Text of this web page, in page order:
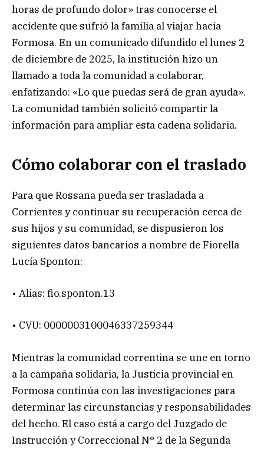
horas de profundo dolor» tras conocerse el
accidente que sufrió la familia al viajar hacia
Formosa. En un comunicado difundido el lunes 2
de diciembre de 2025, la institución hizo un
llamado a toda la comunidad a colaborar,
enfatizando: «Lo que puedas será de gran ayuda».
La comunidad también solicitó compartir la
información para ampliar esta cadena solidaria.
Cómo colaborar con el traslado
Para que Rossana pueda ser trasladada a
Corrientes y continuar su recuperación cerca de
sus hijos y su comunidad, se dispusieron los
siguientes datos bancarios a nombre de Fiorella
Lucía Sponton:
• Alias: fio.sponton.13
• CVU: 0000003100046337259344
Mientras la comunidad correntina se une en torno
a la campaña solidaria, la Justicia provincial en
Formosa continúa con las investigaciones para
determinar las circunstancias y responsabilidades
del hecho. El caso está a cargo del Juzgado de
Instrucción y Correccional N° 2 de la Segunda